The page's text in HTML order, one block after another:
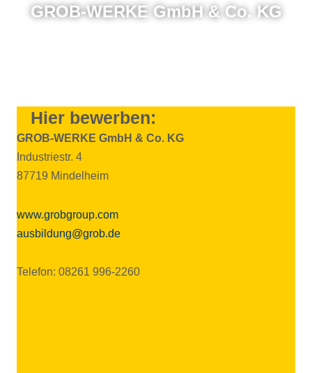
GROB-WERKE GmbH & Co. KG
Hier bewerben:
GROB-WERKE GmbH & Co. KG
Industriestr. 4
87719 Mindelheim
www.grobgroup.com
ausbildung@grob.de
Telefon: 08261 996-2260